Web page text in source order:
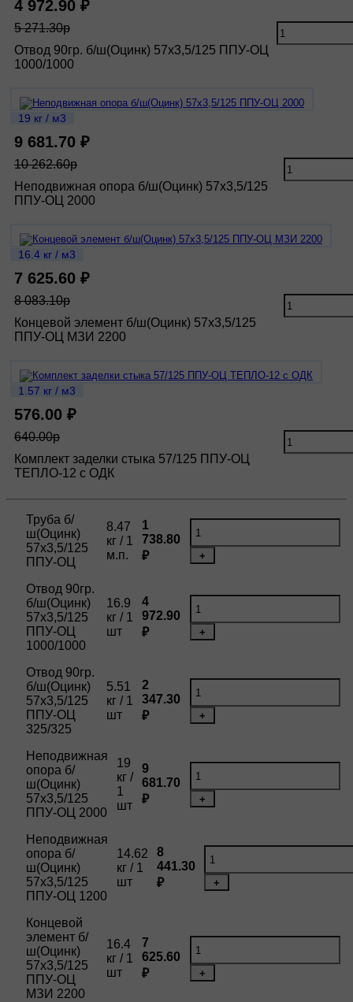
4 972.90 ₽
5 271.30р
Отвод 90гр. б/ш(Оцинк) 57х3,5/125 ППУ-ОЦ
1000/1000
19 кг / м3
9 681.70 ₽
10 262.60р
Неподвижная опора б/ш(Оцинк) 57х3,5/125
ППУ-ОЦ 2000
16.4 кг / м3
7 625.60 ₽
8 083.10р
Концевой элемент б/ш(Оцинк) 57х3,5/125
ППУ-ОЦ МЗИ 2200
1.57 кг / м3
576.00 ₽
640.00р
Комплект заделки стыка 57/125 ППУ-ОЦ
ТЕПЛО-12 с ОДК
Труба б/
ш(Оцинк)
57х3,5/125
ППУ-ОЦ
8.47
кг / 1
м.п.
1
738.80
₽
+
Отвод 90гр.
б/ш(Оцинк)
57х3,5/125
ППУ-ОЦ
1000/1000
16.9
кг / 1
шт
4
972.90
₽
+
Отвод 90гр.
б/ш(Оцинк)
57х3,5/125
ППУ-ОЦ
325/325
5.51
кг / 1
шт
2
347.30
₽
+
Неподвижная
опора б/
ш(Оцинк)
57х3,5/125
ППУ-ОЦ 2000
19
кг /
1
шт
9
681.70
₽
+
Неподвижная
опора б/
ш(Оцинк)
57х3,5/125
ППУ-ОЦ 1200
14.62
кг / 1
шт
8
441.30
₽
+
Концевой
элемент б/
ш(Оцинк)
57х3,5/125
ППУ-ОЦ
МЗИ 2200
16.4
кг / 1
шт
7
625.60
₽
+